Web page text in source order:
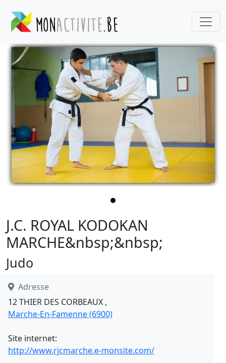
J.C. ROYAL KODOKAN
MARCHE&nbsp;&nbsp;
Judo
Adresse
12 THIER DES CORBEAUX ,
Marche-En-Famenne (6900)
Site internet:
http://www.rjcmarche.e-monsite.com/